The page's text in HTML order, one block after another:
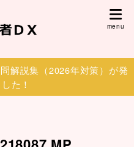
解説集（2026年対策）が発
た！